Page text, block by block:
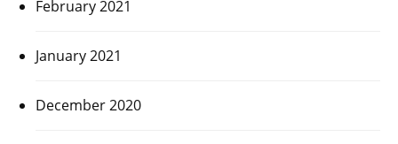
February 2021
January 2021
December 2020